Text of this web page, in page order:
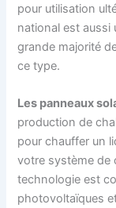
pour utilisation
national est aussi
grande majorité
ce type.
Les panneaux
production de
pour chauffer un
votre système de
technologie est
photovoltaïques